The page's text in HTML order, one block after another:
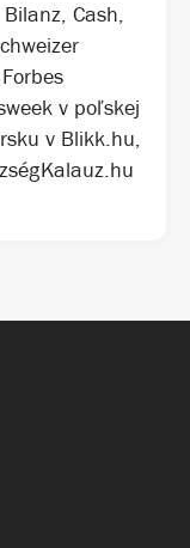
Cash,
v poľskej
v Blikk.hu,